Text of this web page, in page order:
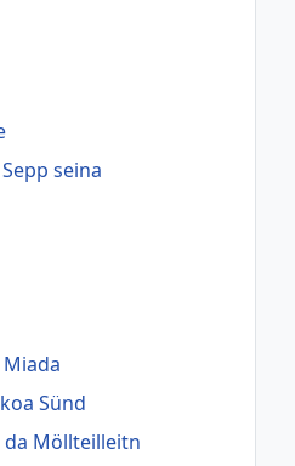
seina
Sünd
da Möllteilleitn